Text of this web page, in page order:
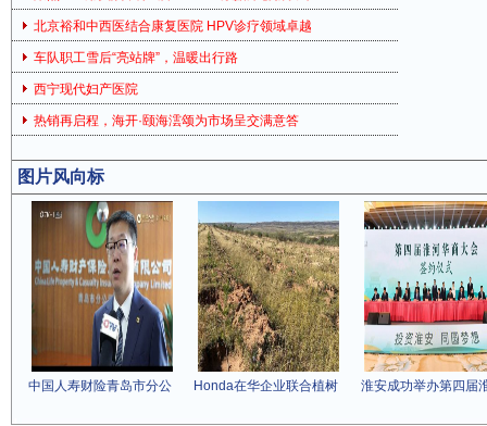
北京裕和中西医结合康复医院 HPV诊疗领域卓越
车队职工雪后“亮站牌”，温暖出行路
西宁现代妇产医院
热销再启程，海开·颐海澐颂为市场呈交满意答
图片风向标
中国人寿财险青岛市分公 Honda在华企业联合植树 淮安成功举办第四届